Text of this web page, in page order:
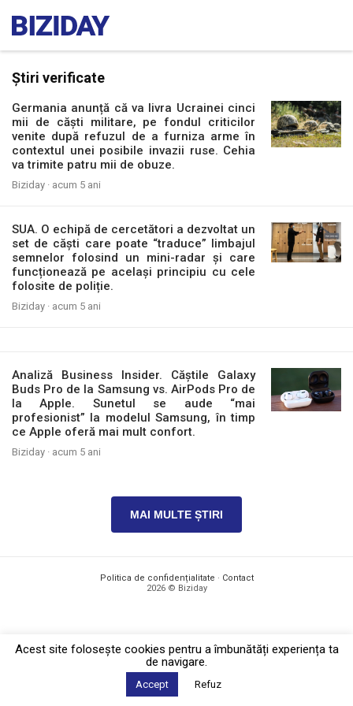
Știri verificate
Germania anunță că va livra Ucrainei cinci
mii de căști militare, pe fondul criticilor
venite după refuzul de a furniza arme în
contextul unei posibile invazii ruse. Cehia
va trimite patru mii de obuze.
Biziday · acum 5 ani
SUA. O echipă de cercetători a dezvoltat un
set de căști care poate “traduce” limbajul
semnelor folosind un mini-radar și care
funcționează pe același principiu cu cele
folosite de poliție.
Biziday · acum 5 ani
Analiză Business Insider. Căștile Galaxy
Buds Pro de la Samsung vs. AirPods Pro de
la Apple. Sunetul se aude “mai
profesionist” la modelul Samsung, în timp
ce Apple oferă mai mult confort.
Biziday · acum 5 ani
MAI MULTE ȘTIRI
Politica de confidențialitate · Contact
2026 © Biziday
Acest site foloseşte cookies pentru a îmbunătăți experiența ta
de navigare.
Accept Refuz